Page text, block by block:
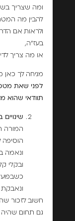
ומה שצריך
להבין מה
ולראות אם
בעז"ה,
או מה צריך
מניחה לך כאן
לפני שאת
תוודאי שהוא
המורה
הוסיפה
ונאמה
ובקלי
חשוב לזכור
גם תחום שהיה